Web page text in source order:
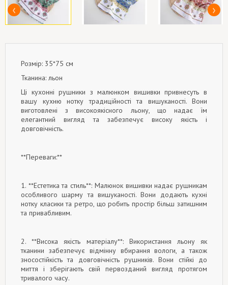
Розмір: 35*75 см
Тканина: льон
Ці кухонні рушники з малюнком вишивки привнесуть в
вашу кухню нотку традиційності та вишуканості. Вони
виготовлені з високоякісного льону, що надає їм
елегантний вигляд та забезпечує високу якість і
довговічність.
**Переваги:**
1. **Естетика та стиль**: Малюнок вишивки надає рушникам
особливого шарму та вишуканості. Вони додають кухні
нотку класики та ретро, що робить простір більш затишним
та привабливим.
2. **Висока якість матеріалу**: Використання льону як
тканини забезпечує відмінну вбирання вологи, а також
зносостійкість та довговічність рушників. Вони стійкі до
миття і зберігають свій первозданий вигляд протягом
тривалого часу.